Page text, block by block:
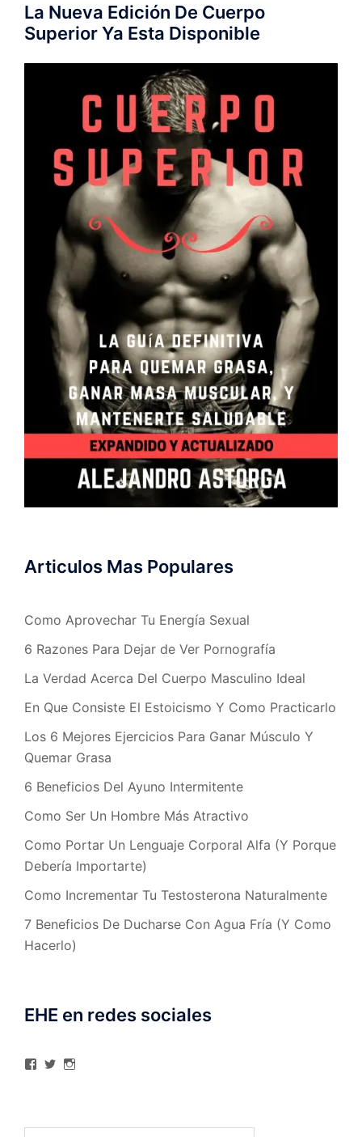
La Nueva Edición De Cuerpo
Superior Ya Esta Disponible
Articulos Mas Populares
Como Aprovechar Tu Energía Sexual
6 Razones Para Dejar de Ver Pornografía
La Verdad Acerca Del Cuerpo Masculino Ideal
En Que Consiste El Estoicismo Y Como Practicarlo
Los 6 Mejores Ejercicios Para Ganar Músculo Y
Quemar Grasa
6 Beneficios Del Ayuno Intermitente
Como Ser Un Hombre Más Atractivo
Como Portar Un Lenguaje Corporal Alfa (Y Porque
Debería Importarte)
Como Incrementar Tu Testosterona Naturalmente
7 Beneficios De Ducharse Con Agua Fría (Y Como
Hacerlo)
EHE en redes sociales
Ver
Facebook
Ver
TwitterInstagram